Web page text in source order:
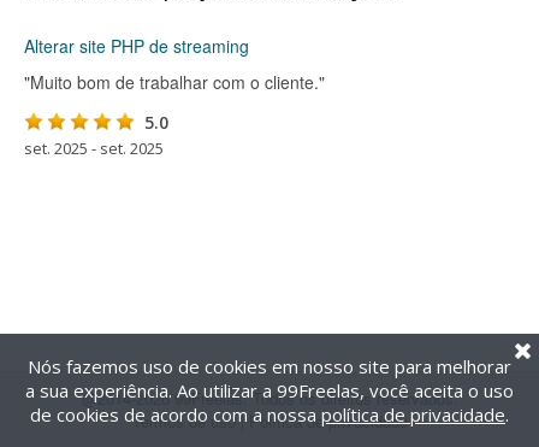
Alterar site PHP de streaming
"Muito bom de trabalhar com o cliente."
5.0
set. 2025 - set. 2025
@2014-2026 99Freelas. Todos os direitos reservados.
Termos de uso| Política de privacidade
Nós fazemos uso de cookies em nosso site para melhorar
a sua experiência. Ao utilizar a 99Freelas, você aceita o uso
de cookies de acordo com a nossa política de privacidade.